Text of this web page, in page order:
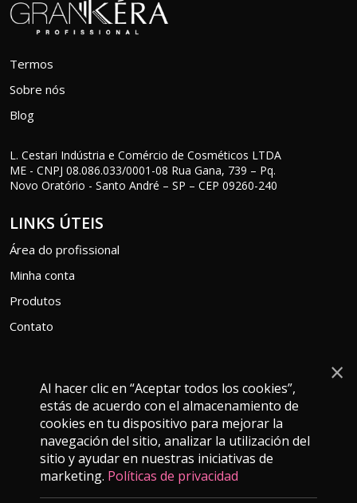
×
Al hacer clic en “Aceptar todos los cookies”,
estás de acuerdo con el almacenamiento de
cookies en tu dispositivo para mejorar la
navegación del sitio, analizar la utilización del
sitio y ayudar en nuestras iniciativas de
marketing. Políticas de privacidad
Termos
Sobre nós
Blog
L. Cestari Indústria e Comércio de Cosméticos LTDA
ME - CNPJ 08.086.033/0001-08 Rua Gana, 739 – Pq.
Novo Oratório - Santo André – SP – CEP 09260-240
LINKS ÚTEIS
Área do profissional
Minha conta
Produtos
Contato
ATENDIMENTO
falecom@grankera.com.br
(11) 9 9280-4139
Segunda a Sexta-feira das 9h as 16h.